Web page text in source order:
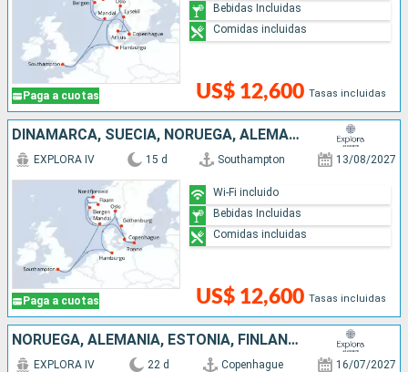
Paga a cuotas US$ 12,600 Tasas incluidas
Bebidas Incluidas
Comidas incluidas
DINAMARCA, SUECIA, NORUEGA, ALEMANIA, REINO UNIDO
Paga a cuotas
EXPLORA IV 15 d Southampton 13/08/2027
US$ 12,600 Tasas incluidas
Wi-Fi incluido
Bebidas Incluidas
Comidas incluidas
NORUEGA, ALEMANIA, ESTONIA, FINLANDIA, SUECIA, DINAMARCA
EXPLORA IV 22 d Copenhague 16/07/2027